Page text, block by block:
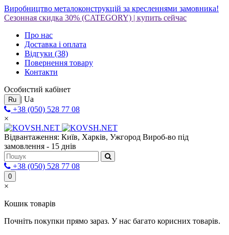
Виробництво металоконструкцій за кресленнями замовника!
Сезонная скидка 30% (CATEGORY) | купить сейчас
Про нас
Доставка і оплата
Відгуки (38)
Повернення товару
Контакти
Особистий кабінет
Ru | Ua
+38 (050) 528 77 08
×
Відвантаження: Київ, Харків, Ужгород Вироб-во під
замовлення - 15 днів
+38 (050) 528 77 08
0
×
Кошик товарів
Почніть покупки прямо зараз. У нас багато корисних товарів.